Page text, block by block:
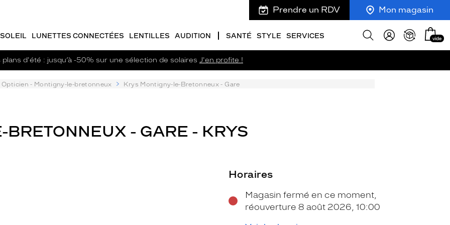
Prendre un RDV Mon magasin
LUNETTES CONNECTÉES LENTILLES AUDITION SANTÉ STYLE SERVICES
Afficher
Mon
panier
vide
plans d'été : jusqu’à -50% sur une sélection de solaires J'en profite !
Opticien - Montigny-le-bretonneux Krys Montigny-le-Bretonneux - Gare
- GARE - KRYS
Horaires
Magasin fermé en ce moment,
réouverture 8 août 2026, 10:00